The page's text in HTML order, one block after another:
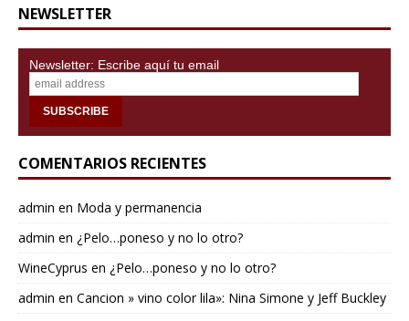
NEWSLETTER
Newsletter: Escribe aquí tu email
COMENTARIOS RECIENTES
admin en Moda y permanencia
admin en ¿Pelo…poneso y no lo otro?
WineCyprus en ¿Pelo…poneso y no lo otro?
admin en Cancion » vino color lila»: Nina Simone y Jeff Buckley